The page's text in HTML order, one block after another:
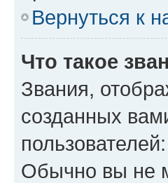
Вернуться к
Что такое
Звания,
созданных
Обычно вы не